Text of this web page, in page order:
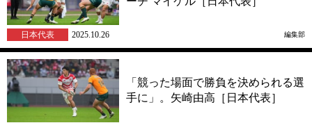
日本代表 2025.10.26 編集部
「競った場面で勝負を決められる選
手に」。矢崎由高［日本代表］